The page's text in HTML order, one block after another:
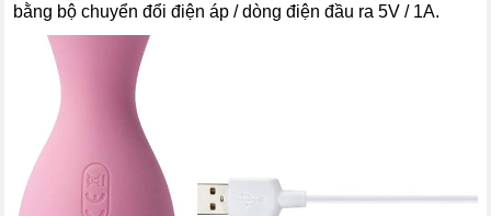
bằng bộ chuyển đổi điện áp / dòng điện đầu ra 5V / 1A.